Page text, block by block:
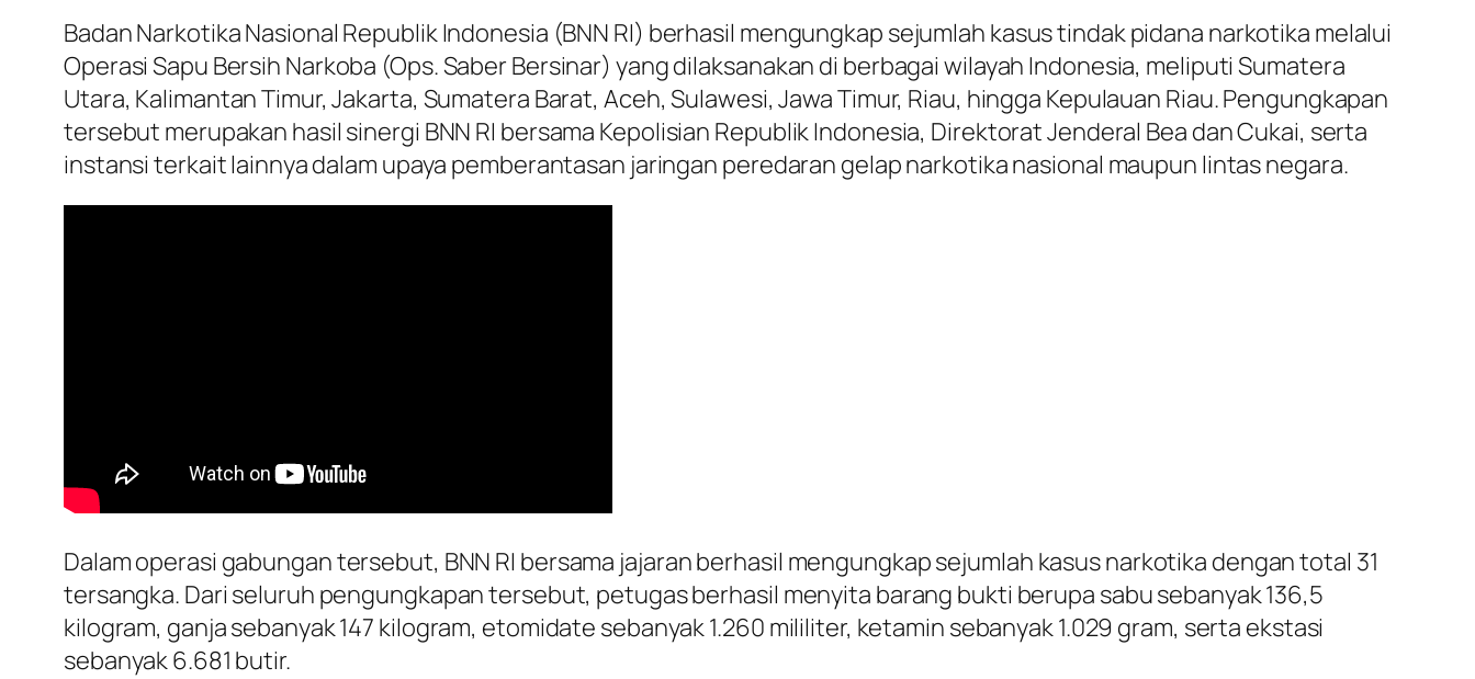
Badan Narkotika Nasional Republik Indonesia (BNN RI) berhasil mengungkap sejumlah kasus tindak pidana narkotika melalui
Operasi Sapu Bersih Narkoba (Ops. Saber Bersinar) yang dilaksanakan di berbagai wilayah Indonesia, meliputi Sumatera
Utara, Kalimantan Timur, Jakarta, Sumatera Barat, Aceh, Sulawesi, Jawa Timur, Riau, hingga Kepulauan Riau. Pengungkapan
tersebut merupakan hasil sinergi BNN RI bersama Kepolisian Republik Indonesia, Direktorat Jenderal Bea dan Cukai, serta
instansi terkait lainnya dalam upaya pemberantasan jaringan peredaran gelap narkotika nasional maupun lintas negara.
Dalam operasi gabungan tersebut, BNN RI bersama jajaran berhasil mengungkap sejumlah kasus narkotika dengan total 31
tersangka. Dari seluruh pengungkapan tersebut, petugas berhasil menyita barang bukti berupa sabu sebanyak 136,5
kilogram, ganja sebanyak 147 kilogram, etomidate sebanyak 1.260 mililiter, ketamin sebanyak 1.029 gram, serta ekstasi
sebanyak 6.681 butir.